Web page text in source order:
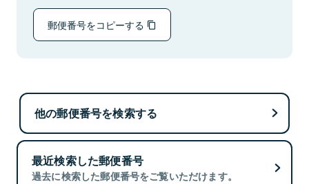
郵便番号をコピーする
他の郵便番号を検索する
最近検索した郵便番号
過去に検索した郵便番号をご覧いただけます。